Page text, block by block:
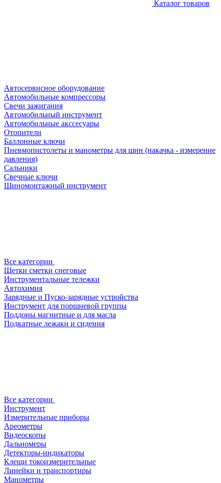
Каталог товаров
Автосервисное оборудование
Автомобильные компрессоры
Свечи зажигания
Автомобильный инструмент
Автомобильные акссесуары
Отопители
Баллонные ключи
Пневмопистолеты и манометры для шин (накачка - измерение
давления)
Сальники
Свечные ключи
Шиномонтажный инструмент
Все категории
Щетки сметки снеговые
Инструментальные тележки
Автохимия
Зарядные и Пуско-зарядные устройства
Инструмент для поршневой группы
Поддоны магнитные и для масла
Подкатные лежаки и сидения
Все категории
Инструмент
Измерительные приборы
Ареометры
Видеоскопы
Дальномеры
Детекторы-индикаторы
Клещи токоизмерительные
Линейки и транспортиры
Манометры